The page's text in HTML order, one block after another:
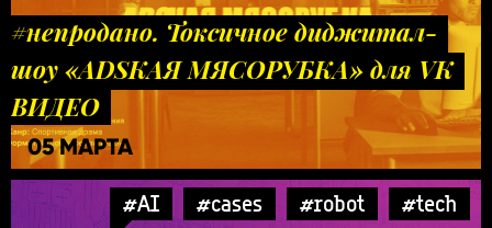
#непродано. Токсичное диджитал-
шоу «ADSКАЯ МЯСОРУБКА» для VK
ВИДЕО
05 МАРТА
#AI #cases #robot #tech